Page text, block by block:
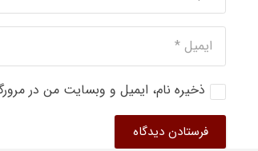
ذخیره نام، ایمیل و وبسایت من در
فرستادن دیدگاه